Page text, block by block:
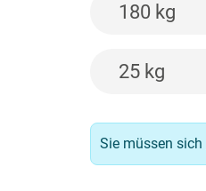
180 kg
25 kg
Sie müssen sich